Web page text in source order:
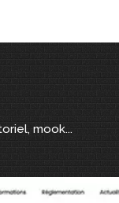
mook...